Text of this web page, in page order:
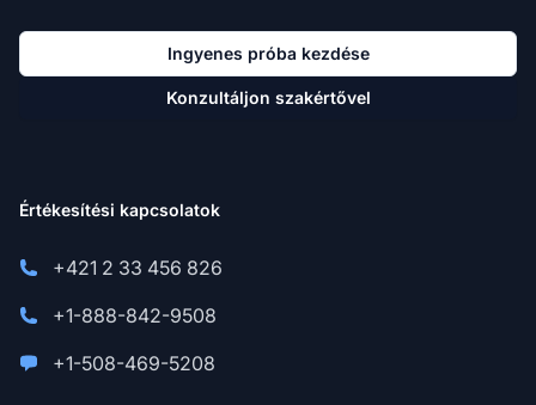
Ingyenes próba kezdése
Konzultáljon szakértővel
Értékesítési kapcsolatok
+421 2 33 456 826
+1-888-842-9508
+1-508-469-5208